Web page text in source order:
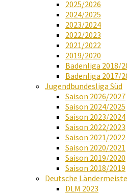
2025/2026
2024/2025
2023/2024
2022/2023
2021/2022
2019/2020
Badenliga 2018/
Badenliga 2017/
Jugendbundesliga Süd
Saison 2026/2027
Saison 2024/2025
Saison 2023/2024
Saison 2022/2023
Saison 2021/2022
Saison 2020/2021
Saison 2019/2020
Saison 2018/2019
Deutsche
DLM 2023